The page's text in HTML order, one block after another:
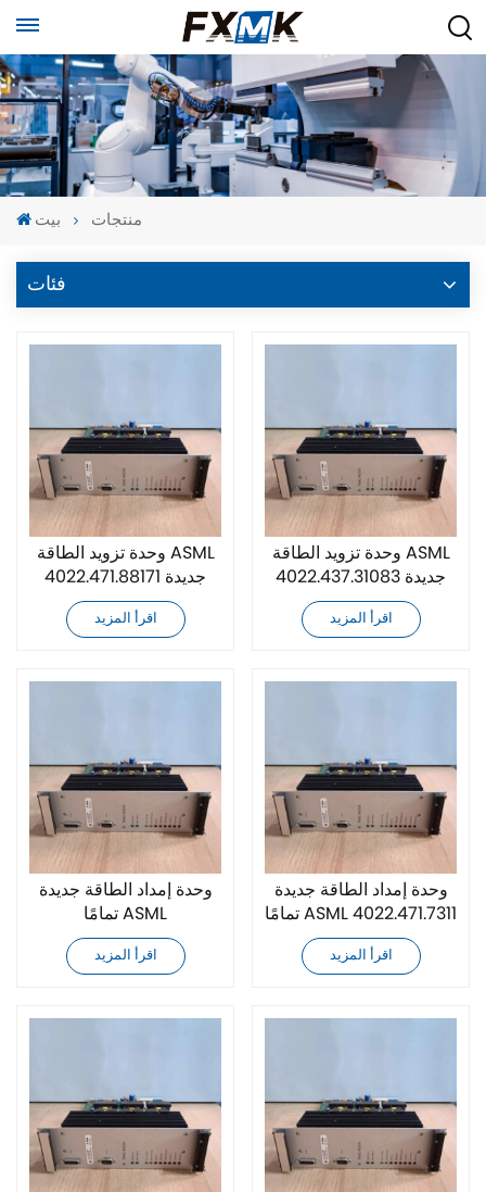
بيت منتجات
فئات
وحدة تزويد الطاقة ASML
4022.471.88171 جديدة
تمامًا
اقرأ المزيد
وحدة تزويد الطاقة ASML
4022.437.31083 جديدة
تمامًا
اقرأ المزيد
وحدة إمداد الطاقة جديدة
تمامًا ASML
4022.437.31084
اقرأ المزيد
وحدة إمداد الطاقة جديدة
تمامًا ASML 4022.471.7311
اقرأ المزيد